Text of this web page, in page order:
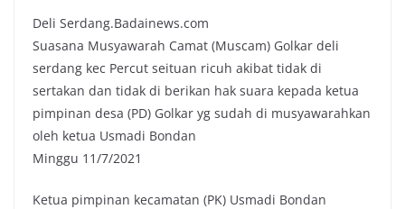
Deli Serdang.Badainews.com
Suasana Musyawarah Camat (Muscam) Golkar deli
serdang kec Percut seituan ricuh akibat tidak di
sertakan dan tidak di berikan hak suara kepada ketua
pimpinan desa (PD) Golkar yg sudah di musyawarahkan
oleh ketua Usmadi Bondan
Minggu 11/7/2021
Ketua pimpinan kecamatan (PK) Usmadi Bondan